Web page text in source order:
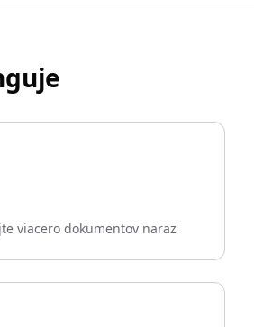
viacero dokumentov naraz